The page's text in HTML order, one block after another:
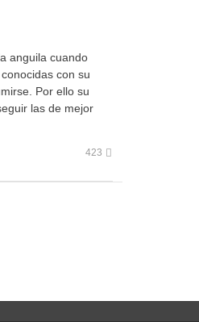
anguila cuando
con su
Por ello su
las de mejor
423